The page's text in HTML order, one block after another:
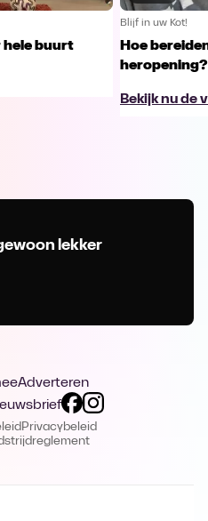
hele buurt
Blijf in uw Kot!
Hoe
heropening?
Bekijk nu de
lekker
Adverteren
Privacybeleid